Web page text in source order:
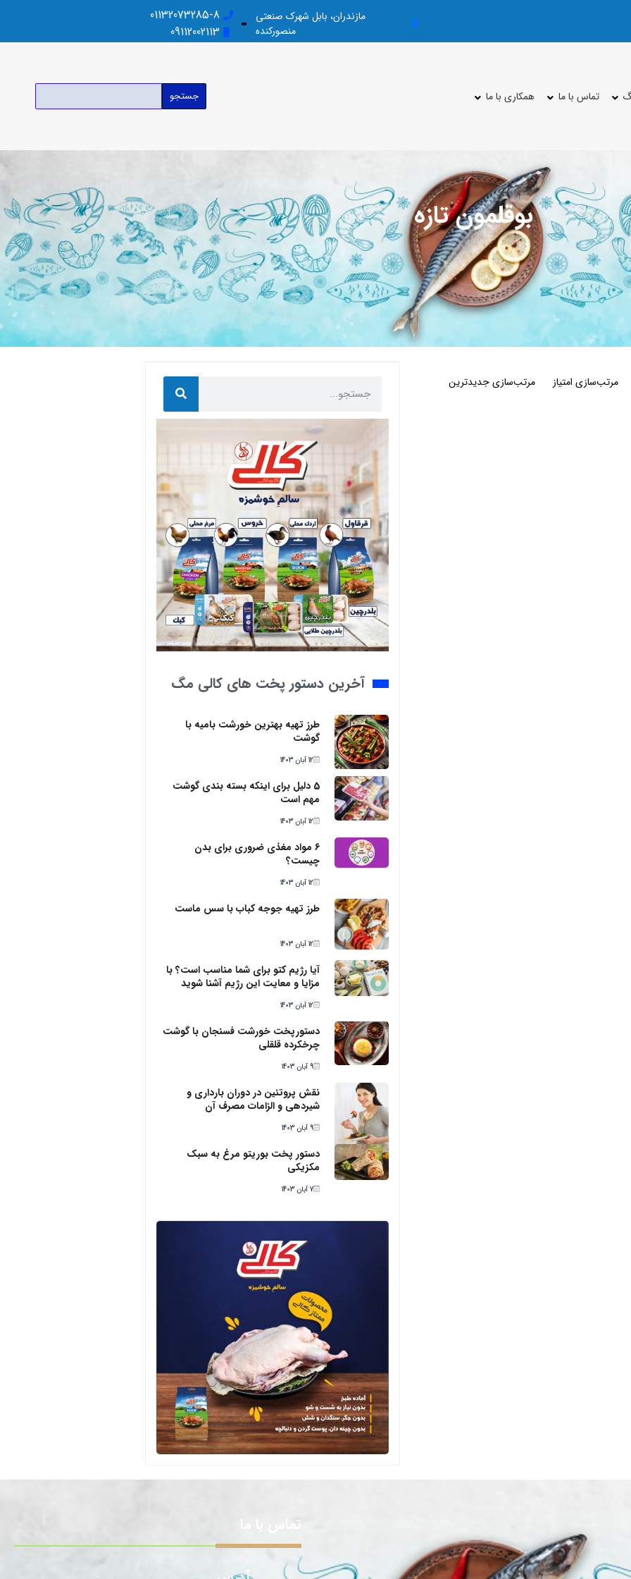
مازندران، بابل شهرک صنعتی
منصورکنده
01132073285-8
09112002113
تماس با ما همکاری با ما جستجو
بوقلمون تازه
مرتب‌سازی امتیاز
مرتب‌سازی جدیدترین
آخرین دستور پخت های کالی مگ
طرز تهیه بهترین خورشت بامیه با
گوشت
12 آبان 1403
5 دلیل برای اینکه بسته بندی گوشت
مهم است
12 آبان 1403
6 مواد مغذی ضروری برای بدن
چیست؟
12 آبان 1403
طرز تهیه جوجه کباب با سس ماست
12 آبان 1403
آیا رژیم کتو برای شما مناسب است؟ با
مزایا و معایت این رژیم آشنا شوید
12 آبان 1403
دستورپخت خورشت فسنجان با گوشت
چرخکرده قلقلی
9 آبان 1403
نقش پروتئین در دوران بارداری و
شیردهی و الزامات مصرف آن
9 آبان 1403
دستور پخت بوریتو مرغ به سبک
مکزیکی
7 آبان 1403
تماس با ما